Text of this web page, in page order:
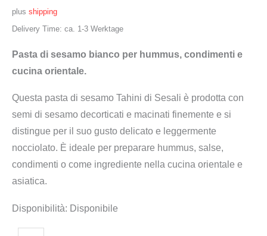
plus shipping
Delivery Time: ca. 1-3 Werktage
Pasta di sesamo bianco per hummus, condimenti e
cucina orientale.
Questa pasta di sesamo Tahini di Sesali è prodotta con
semi di sesamo decorticati e macinati finemente e si
distingue per il suo gusto delicato e leggermente
nocciolato. È ideale per preparare hummus, salse,
condimenti o come ingrediente nella cucina orientale e
asiatica.
Disponibilità: Disponibile